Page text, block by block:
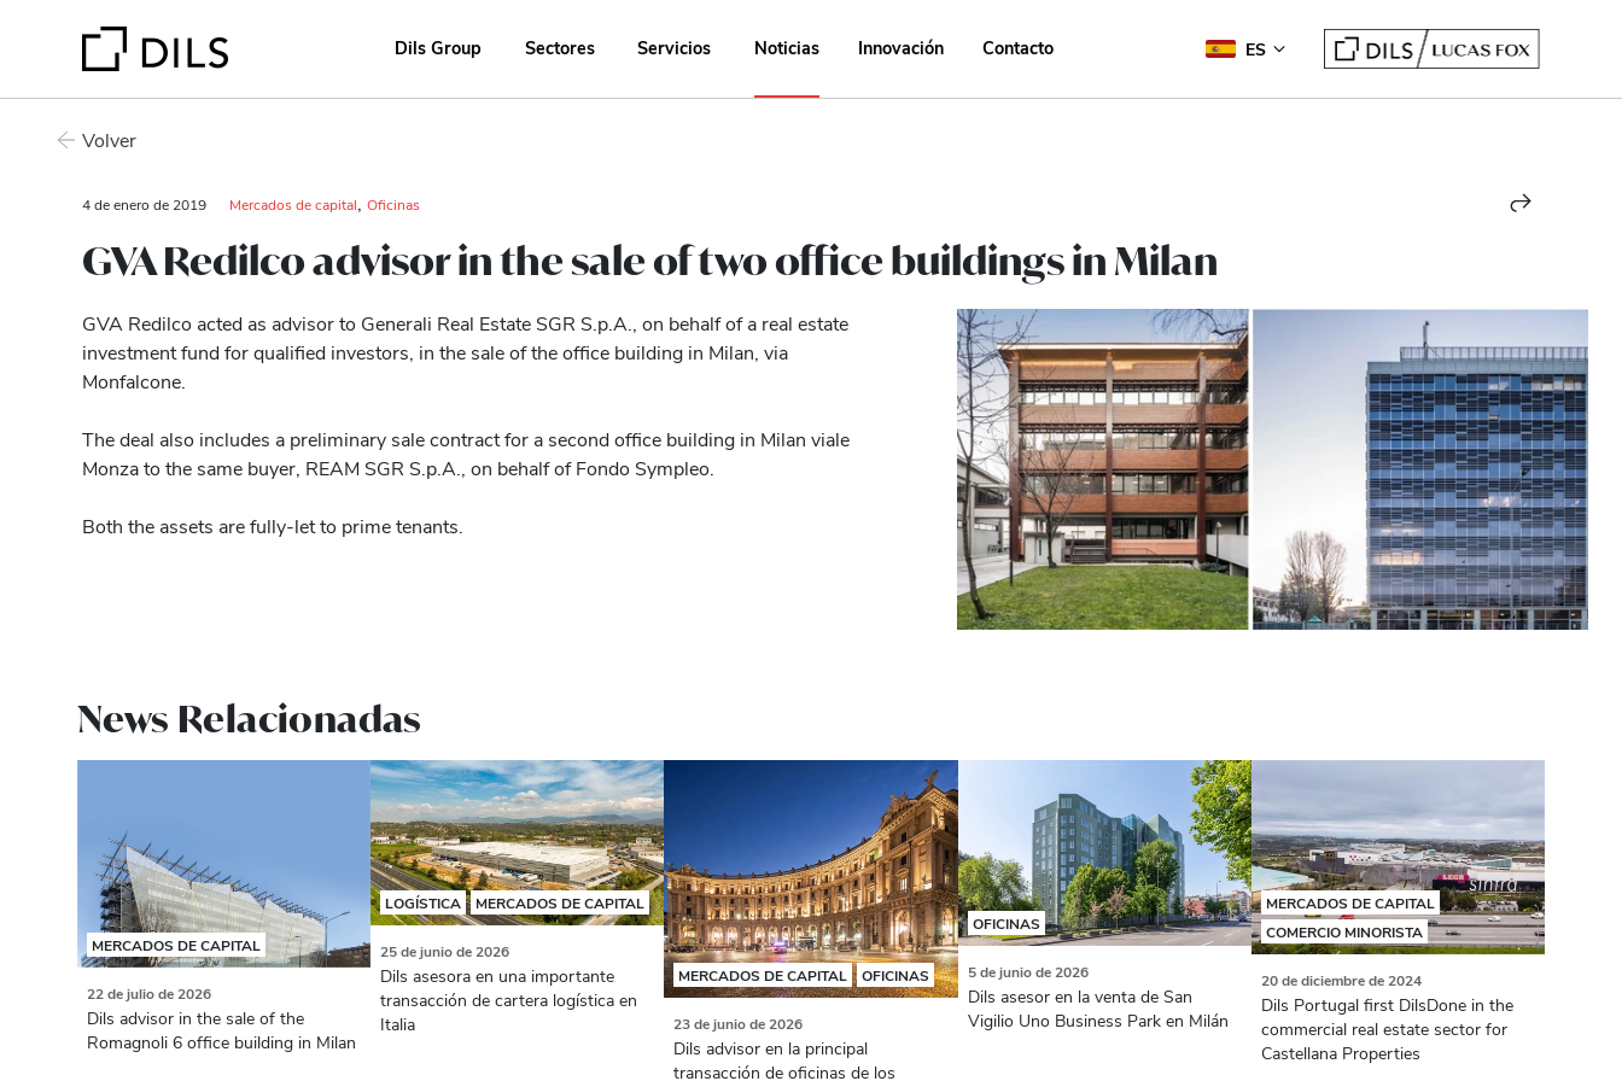
Dils Group Sectores Servicios Noticias Innovación Contacto ES
Volver
4 de enero de 2019 Mercados de capital Oficinas
GVA Redilco advisor in the sale of two office buildings in Milan
GVA Redilco acted as advisor to Generali Real Estate SGR S.p.A., on behalf of a real estate
investment fund for qualified investors, in the sale of the office building in Milan, via
Monfalcone.
The deal also includes a preliminary sale contract for a second office building in Milan viale
Monza to the same buyer, REAM SGR S.p.A., on behalf of Fondo Sympleo.
Both the assets are fully-let to prime tenants.
News Relacionadas
MERCADOS DE CAPITAL
22 de julio de 2026
Dils advisor in the sale of the
Romagnoli 6 office building in Milan
LOGÍSTICA MERCADOS DE CAPITAL
25 de junio de 2026
Dils asesora en una importante
transacción de cartera logística en
Italia
MERCADOS DE CAPITAL OFICINAS
23 de junio de 2026
Dils advisor en la principal
transacción de oficinas de los
OFICINAS
5 de junio de 2026
Dils asesor en la venta de San
Vigilio Uno Business Park en Milán
MERCADOS DE CAPITAL
COMERCIO MINORISTA
20 de diciembre de 2024
Dils Portugal first DilsDone in the
commercial real estate sector for
Castellana Properties